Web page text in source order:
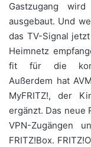
Gastzugang
ausgebaut. Und
das TV-Signal
Heimnetz
fit für die
Außerdem hat
MyFRITZ!, der
ergänzt. Das neue
VPN-Zugängen
FRITZ!Box.